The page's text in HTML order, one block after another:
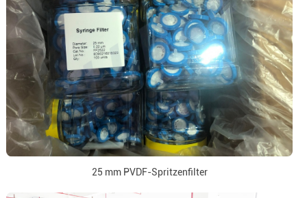
25 mm PVDF-Spritzenfilter